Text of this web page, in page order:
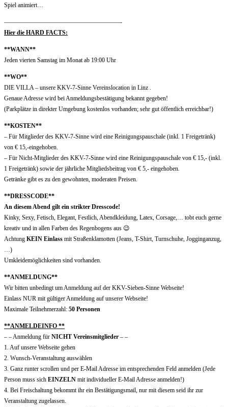
Spiel animiert…
———————————————————-
Hier die HARD FACTS:
**WANN**
Jeden vierten Samstag im Monat ab 19:00 Uhr
**WO**
DIE VILLA – unsere KKV-7-Sinne Vereinslocation in Linz .
Genaue Adresse wird bei Anmeldungsbestätigung bekannt gegeben!
(Parkplätze in direkter Umgebung kostenlos vorhanden; sehr gut öffentlich erreichbar!)
**KOSTEN**
– Für Mitglieder des KKV-7-Sinne wird eine Reinigungspauschale (inkl. 1 Freigetränk)
von € 15,-eingehoben.
– Für Nicht-Mitglieder des KKV-7-Sinne wird eine Reinigungspauschale von € 15,- (inkl.
1 Freigetränk) sowie der jährliche Mitgliedsbeitrag von € 5,- eingehoben.
Getränke gibt es zu den gewohnten, moderaten Preisen.
**DRESSCODE**
An diesem Abend gilt ein strikter Dresscode!
Kinky, Sexy, Fetisch, Elegant, Festlich, Abendkleidung, Latex, Corsage,… tobt euch gerne
kreativ und in allen Farben des Regenbogens aus 😉
Achtung KEIN Einlass mit Straßenklamotten (Jeans, T-Shirt, Turnschuhe, Jogginganzug,
…)
Umkleidemöglichkeiten sind vorhanden.
**ANMELDUNG**
Wir bitten unbedingt um Anmeldung auf der KKV-Sieben-Sinne Webseite!
Einlass NUR mit gültiger Anmeldung auf unserer Webseite!
Maximale Teilnehmerzahl: 50 Personen
**ANMELDEINFO **
– – Anmeldung für NICHT Vereinsmitglieder – –
1. Auf unsere Webseite gehen
2. Wunsch-Veranstaltung auswählen
3. Ganz runter scrollen und per E-Mail Adresse im entsprechenden Feld anmelden (Jede
Person muss sich EINZELN mit individueller E-Mail Adresse anmelden!)
4. Bei Freischaltung bekommt ihr ein Bestätigungsmail, nur mit diesem seid ihr zur
Veranstaltung zugelassen.